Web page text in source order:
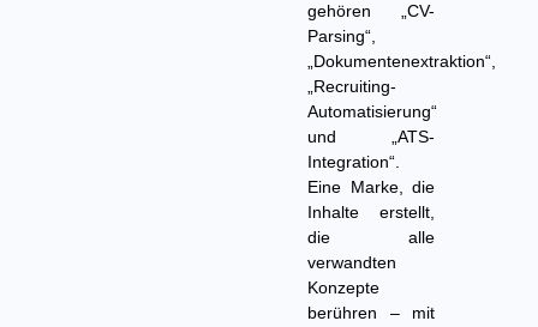
gehören „CV-
Parsing“,
„Dokumentenextraktion“,
„Recruiting-
Automatisierung“
und „ATS-
Integration“.
Eine Marke, die
Inhalte erstellt,
die alle
verwandten
Konzepte
berühren – mit